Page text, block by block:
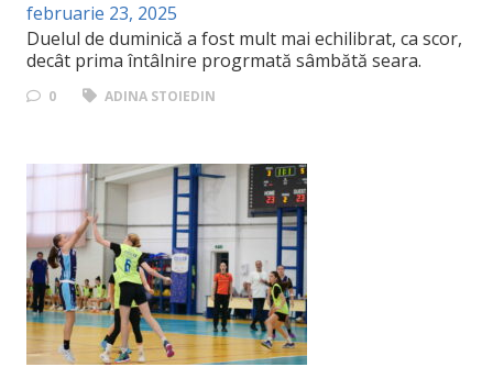
februarie 23, 2025
Duelul de duminică a fost mult mai echilibrat, ca scor,
decât prima întâlnire progrmată sâmbătă seara.
0 ADINA STOIEDIN